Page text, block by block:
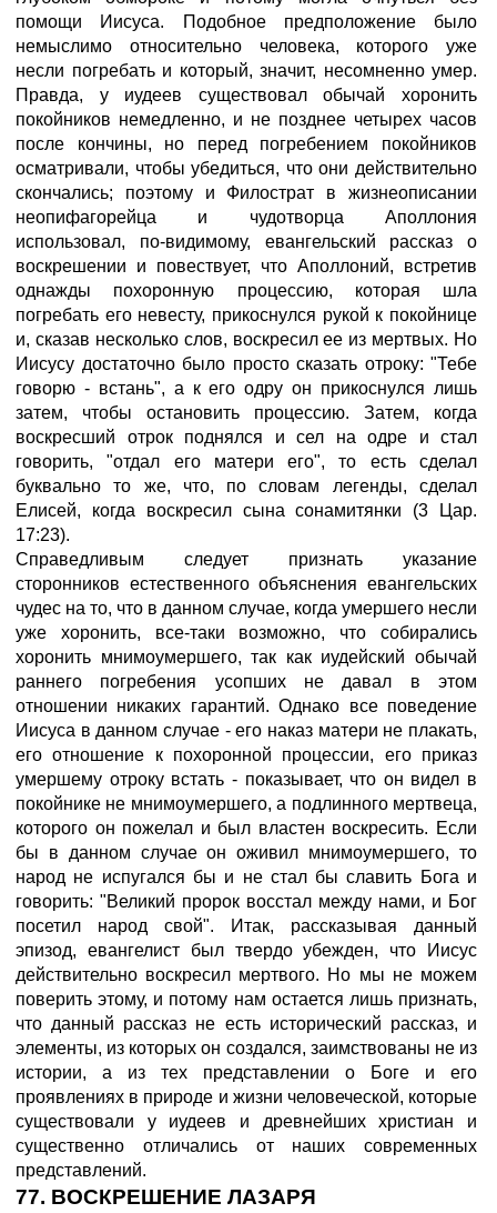
помощи Иисуса. Подобное предположение было
немыслимо относительно человека, которого уже
несли погребать и который, значит, несомненно умер.
Правда, у иудеев существовал обычай хоронить
покойников немедленно, и не позднее четырех часов
после кончины, но перед погребением покойников
осматривали, чтобы убедиться, что они действительно
скончались; поэтому и Филострат в жизнеописании
неопифагорейца и чудотворца Аполлония
использовал, по-видимому, евангельский рассказ о
воскрешении и повествует, что Аполлоний, встретив
однажды похоронную процессию, которая шла
погребать его невесту, прикоснулся рукой к покойнице
и, сказав несколько слов, воскресил ее из мертвых. Но
Иисусу достаточно было просто сказать отроку: "Тебе
говорю - встань", а к его одру он прикоснулся лишь
затем, чтобы остановить процессию. Затем, когда
воскресший отрок поднялся и сел на одре и стал
говорить, "отдал его матери его", то есть сделал
буквально то же, что, по словам легенды, сделал
Елисей, когда воскресил сына сонамитянки (3 Цар.
17:23).
Справедливым следует признать указание
сторонников естественного объяснения евангельских
чудес на то, что в данном случае, когда умершего несли
уже хоронить, все-таки возможно, что собирались
хоронить мнимоумершего, так как иудейский обычай
раннего погребения усопших не давал в этом
отношении никаких гарантий. Однако все поведение
Иисуса в данном случае - его наказ матери не плакать,
его отношение к похоронной процессии, его приказ
умершему отроку встать - показывает, что он видел в
покойнике не мнимоумершего, а подлинного мертвеца,
которого он пожелал и был властен воскресить. Если
бы в данном случае он оживил мнимоумершего, то
народ не испугался бы и не стал бы славить Бога и
говорить: "Великий пророк восстал между нами, и Бог
посетил народ свой". Итак, рассказывая данный
эпизод, евангелист был твердо убежден, что Иисус
действительно воскресил мертвого. Но мы не можем
поверить этому, и потому нам остается лишь признать,
что данный рассказ не есть исторический рассказ, и
элементы, из которых он создался, заимствованы не из
истории, а из тех представлении о Боге и его
проявлениях в природе и жизни человеческой, которые
существовали у иудеев и древнейших христиан и
существенно отличались от наших современных
представлений.
77. ВОСКРЕШЕНИЕ ЛАЗАРЯ